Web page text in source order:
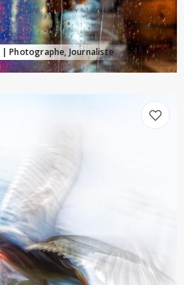
| Photographe, Journaliste